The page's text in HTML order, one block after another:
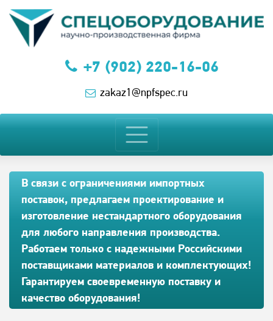
+7 (902) 220-16-06
zakaz1@npfspec.ru
В связи с ограничениями импортных
поставок, предлагаем проектирование и
изготовление нестандартного оборудования
для любого направления производства.
Работаем только с надежными Российскими
поставщиками материалов и комплектующих!
Гарантируем своевременную поставку и
качество оборудования!